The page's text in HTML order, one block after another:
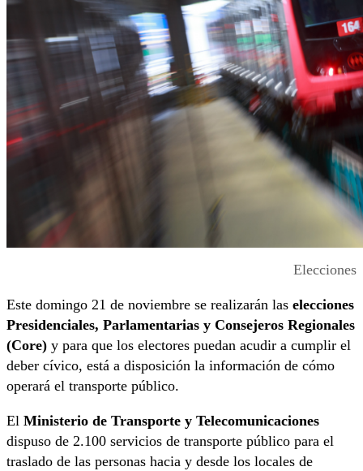
Elecciones
Este domingo 21 de noviembre se realizarán las elecciones
Presidenciales, Parlamentarias y Consejeros Regionales
(Core) y para que los electores puedan acudir a cumplir el
deber cívico, está a disposición la información de cómo
operará el transporte público.
El Ministerio de Transporte y Telecomunicaciones
dispuso de 2.100 servicios de transporte público para el
traslado de las personas hacia y desde los locales de